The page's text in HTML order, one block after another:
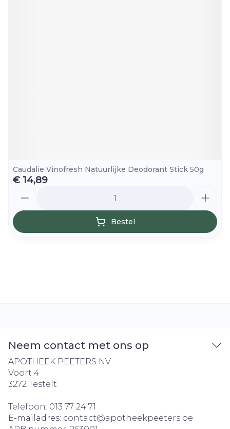
Caudalie Vinofresh Natuurlijke Deodorant Stick 50g
€ 14,89
Bestel
Neem contact met ons op
APOTHEEK PEETERS NV
Voort 4
3272 Testelt
Telefoon: 013 77 24 71
E-mailadres: contact@apotheekpeeters.be